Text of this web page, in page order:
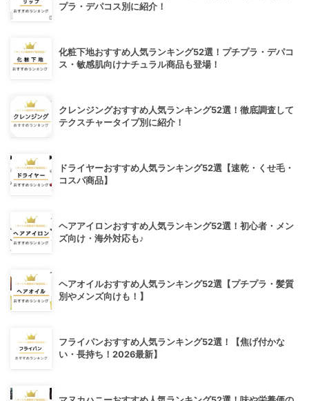
プラ・デパコス別に紹介！
化粧下地おすすめ人気ランキング52選！プチプラ・デパコ
ス・敏感肌向けナチュラル商品も登場！
クレンジングおすすめ人気ランキング52選！徹底調査して
テクスチャータイプ別に紹介！
ドライヤーおすすめ人気ランキング52選【速乾・くせ毛・
コスパ商品】
ヘアアイロンおすすめ人気ランキング52選！初心者・メン
ズ向け・海外対応も♪
ヘアオイルおすすめ人気ランキング52選【プチプラ・髪質
別やメンズ向けも！】
フライパンおすすめ人気ランキング52選！【焦げ付かな
い・長持ち！2026最新】